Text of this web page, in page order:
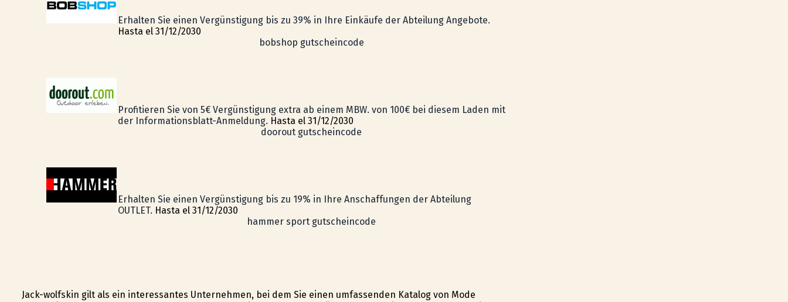
Erhalten Sie einen Vergünstigung bis zu 39% in Ihre Einkäufe der Abteilung Angebote.
Hasta el 31/12/2030
bobshop gutscheincode
Profitieren Sie von 5€ Vergünstigung extra ab einem MBW. von 100€ bei diesem Laden mit
der Informationsblatt-Anmeldung. Hasta el 31/12/2030
doorout gutscheincode
Erhalten Sie einen Vergünstigung bis zu 19% in Ihre Anschaffungen der Abteilung
OUTLET. Hasta el 31/12/2030
hammer sport gutscheincode
Jack-wolfskin gilt als ein interessantes Unternehmen, bei dem Sie einen umfassenden Katalog von Mode